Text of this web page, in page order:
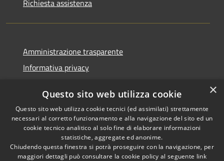
Richiesta assistenza
Amministrazione trasparente
Informativa privacy
Dichiarazione di accessibilità
RSS
Copyright © 2026 • Comune di
×
Questo sito web utilizza cookie
Questo sito web utilizza cookie tecnici (ed assimilati) strettamente
necessari al corretto funzionamento e alla navigazione del sito ed un
cookie tecnico analitico al solo fine di elaborare informazioni
statistiche, aggregate ed anonime.
Chiudendo questa finestra si potrà proseguire con la navigazione, per
maggiori dettagli può consultare la cookie policy al seguente link